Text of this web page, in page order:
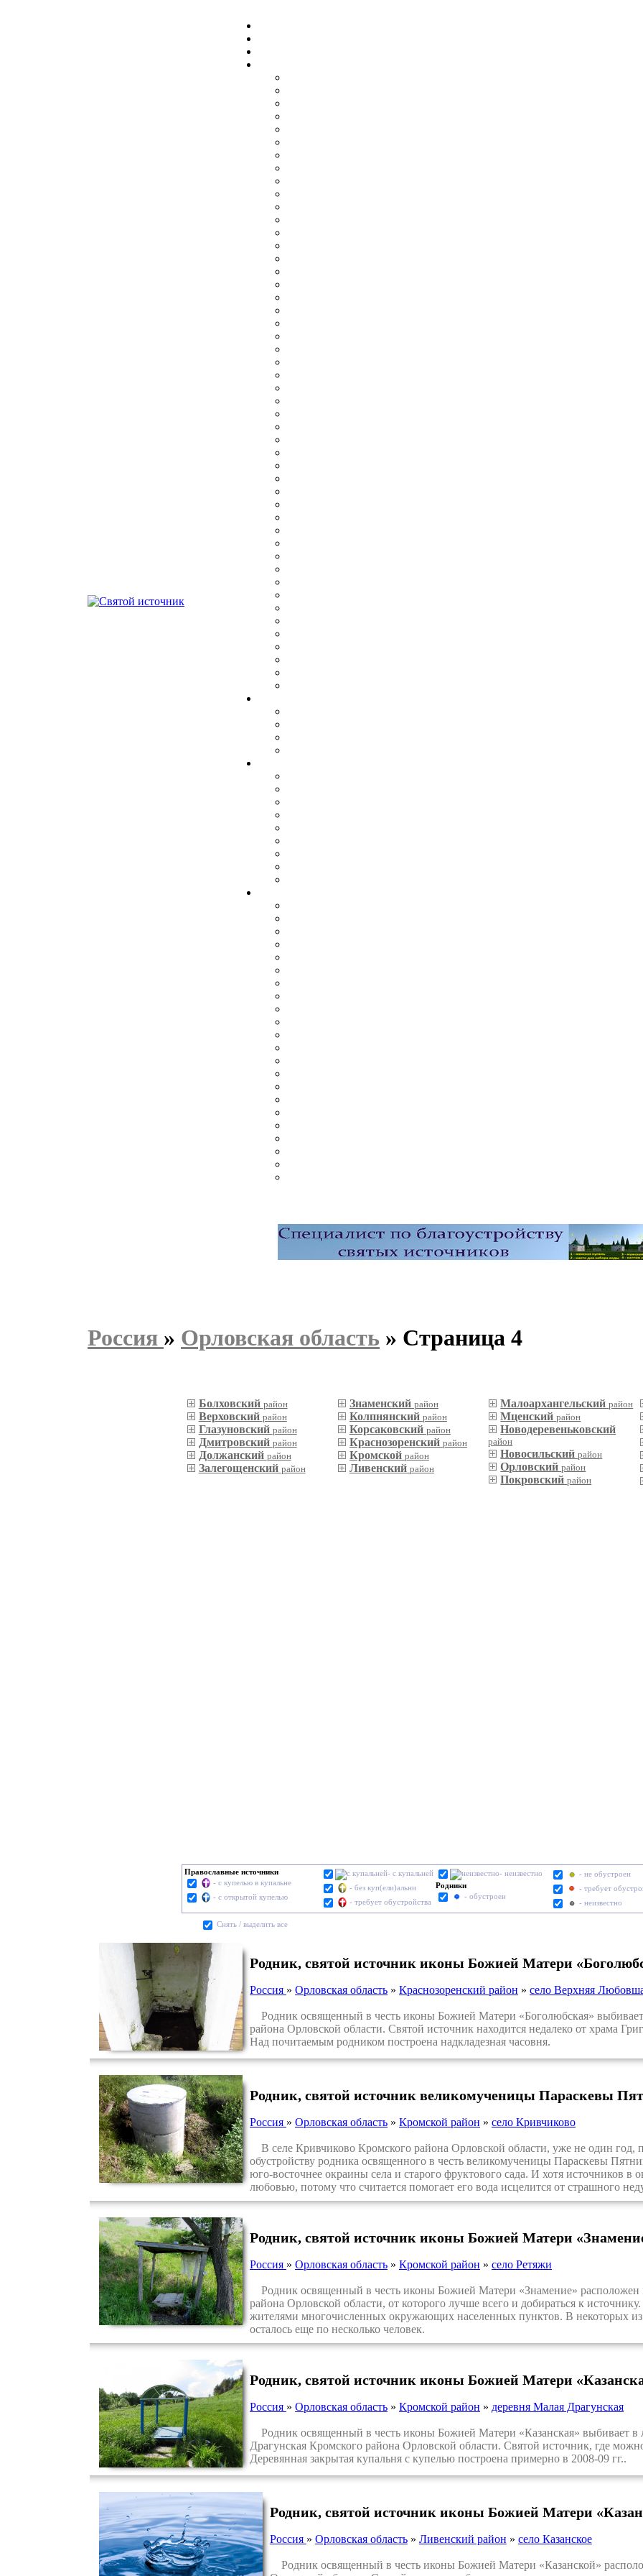
Россия » Орловская область » Страница 4
Болховский район
Верховский район
Глазуновский район
Дмитровский район
Должанский район
Залегощенский район
Знаменский район
Колпнянский район
Корсаковский район
Краснозоренский район
Кромской район
Ливенский район
Малоархангельскийрайон
Мценскийрайон
Новодеревеньковский
район
Новосильскийрайон
Орловскийрайон
Покровскийрайон
Православные источники
- с купелью в купальне
- с открытой купелью
- с купальней
- без куп(ели)альни
- требует обустройства
- неизвестно
Родники
- обустроен
- не обустроен
- требует
- неизвестно
Cнять / выделить все
Родник, святой источник иконы Божией Матери
Россия » Орловская область » Краснозоренский район » село Верхняя
Родник освященный в честь иконы Божией Матери «Боголюбская»
района Орловской области. Святой источник находится недалеко от храма
Над почитаемым родником построена надкладезная часовня.
Родник, святой источник великомученицы Параскевы
Россия » Орловская область » Кромской район » село Кривчиково
В селе Кривчиково Кромского района Орловской области, уже не один год,
обустройству родника освященного в честь великомученицы Параскевы
юго-восточнее окраины села и старого фруктового сада. И хотя источников в
любовью, потому что считается помогает его вода исцелится от страшного
Родник, святой источник иконы Божией Матери
Россия » Орловская область » Кромской район » село Ретяжи
Родник освященный в честь иконы Божией Матери «Знамение» расположен
района Орловской области, от которого лучше всего и добираться к
жителями многочисленных окружающих населенных пунктов. В некоторых из
осталось еще по несколько человек.
Родник, святой источник иконы Божией Матери
Россия » Орловская область » Кромской район » деревня Малая Драгунская
Родник освященный в честь иконы Божией Матери «Казанская» выбивает в
Драгунская Кромского района Орловской области. Святой источник, где
Деревянная закрытая купальня с купелью построена примерно в 2008-09 гг..
Родник, святой источник иконы Божией Матери
Россия » Орловская область» Ливенский район » село Казанское
Родник освященный в честь иконы Божией Матери «Казанской»